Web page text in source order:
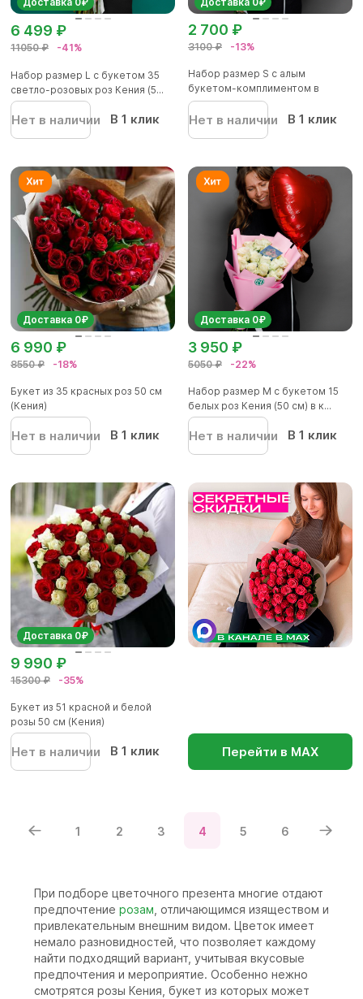
11050 ₽ -41%
6 499 ₽
Набор размер L с букетом 35
светло-розовых роз Кения (5...
Нет в наличии В 1 клик
3100 ₽ -13%
2 700 ₽
Набор размер S с алым
букетом-комплиментом в
корейской...
Нет в наличии В 1 клик
Доставка 0₽
8550 ₽ -18%
6 990 ₽
Букет из 35 красных роз 50 см
(Кения)
Нет в наличии В 1 клик
Доставка 0₽
5050 ₽ -22%
3 950 ₽
Набор размер M с букетом 15
белых роз Кения (50 см) в к...
Нет в наличии В 1 клик
Доставка 0₽
15300 ₽ -35%
9 990 ₽
Букет из 51 красной и белой
розы 50 см (Кения)
Нет в наличии В 1 клик Перейти в МАХ
1 2 3 4 5 6
При подборе цветочного презента многие отдают
предпочтение розам, отличающимся изяществом и
привлекательным внешним видом. Цветок имеет
немало разновидностей, что позволяет каждому
найти подходящий вариант, учитывая вкусовые
предпочтения и мероприятие. Особенно нежно
смотрятся розы Кения, букет из которых может